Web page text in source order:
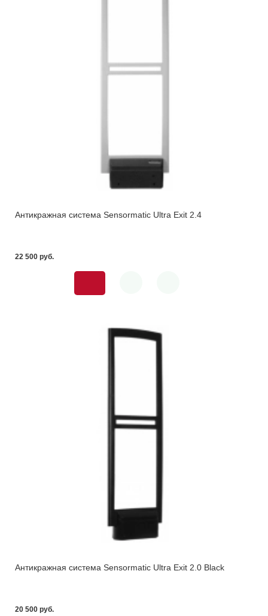
Антикражная система Sensormatic Ultra Exit 2.4
22 500 pуб.
Антикражная система Sensormatic Ultra Exit 2.0 Black
20 500 pуб.